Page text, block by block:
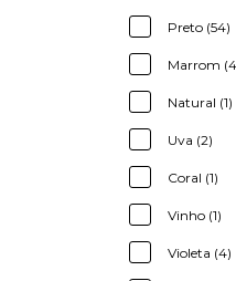
Preto (54)
Marrom
Natural (1)
Uva (2)
Coral (1)
Vinho (1)
Violeta (4)